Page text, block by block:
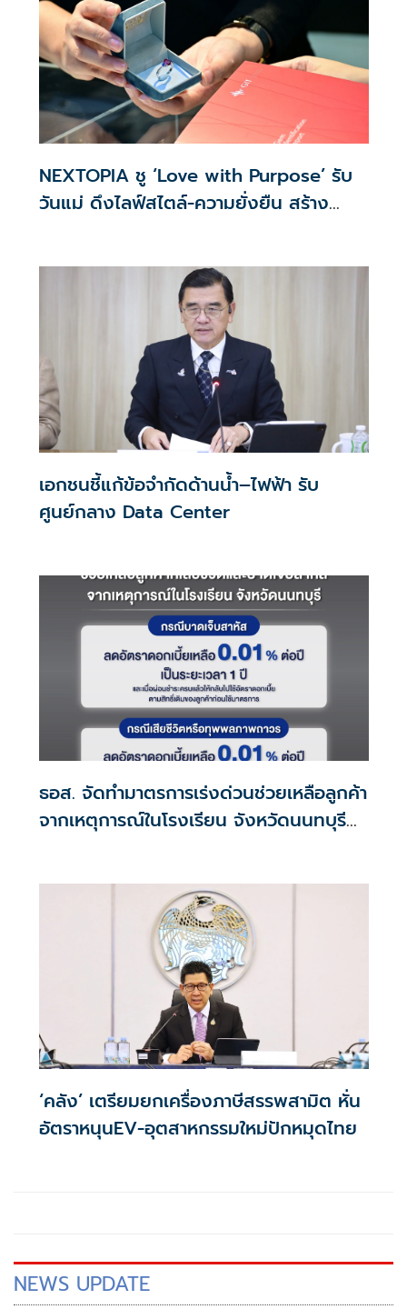
NEXTOPIA ชู ‘Love with Purpose’ รับ
วันแม่ ดึงไลฟ์สไตล์-ความยั่งยืน สร้าง
เอกชนชี้แก้ข้อจำกัดด้านน้ำ–ไฟฟ้า รับ
ศูนย์กลาง Data Center
ธอส. จัดทำมาตรการเร่งด่วนช่วยเหลือลูกค้า
จากเหตุการณ์ในโรงเรียน จังหวัดนนทบุรี
‘คลัง’ เตรียมยกเครื่องภาษีสรรพสามิต หั่น
อัตราหนุนEV-อุตสาหกรรมใหม่ปักหมุดไทย
NEWS UPDATE